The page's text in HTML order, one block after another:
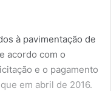
à pavimentação de
acordo com o
e o pagamento
em abril de 2016.